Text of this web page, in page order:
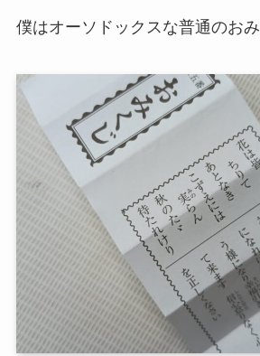
僕はオーソドックスな普通のお